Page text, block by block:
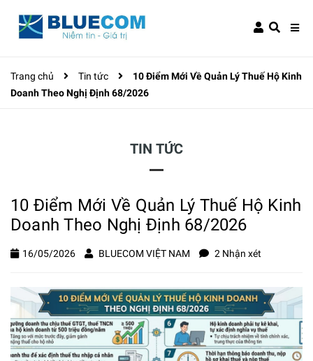
Trang chủ Tin tức
10 Điểm Mới Về Quản Lý Thuế Hộ Kinh
Doanh Theo Nghị Định 68/2026
TIN TỨC
10 Điểm Mới Về Quản Lý Thuế Hộ Kinh
Doanh Theo Nghị Định 68/2026
16/05/2026 BLUECOM VIỆT NAM 2 Nhận xét